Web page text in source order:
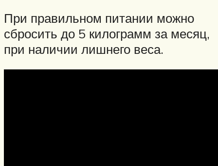
При правильном питании можно
сбросить до 5 килограмм за месяц,
при наличии лишнего веса.